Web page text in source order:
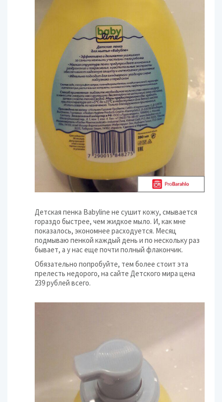
Детская пенка Babyline не сушит кожу, смывается
гораздо быстрее, чем жидкое мыло. И, как мне
показалось, экономнее расходуется. Месяц
подмываю пенкой каждый день и по нескольку раз
бывает, а у нас еще почти полный флакончик.
Обязательно попробуйте, тем более стоит эта
прелесть недорого, на сайте Детского мира цена
239 рублей всего.